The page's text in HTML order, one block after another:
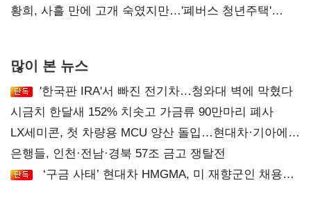
달리해야"
황희, 사흘 만에 고개 숙였지만…'폐버스 청년주택'
많이 본 뉴스
'한국판 IRA'서 빠진 전기차…청와대 벽에 막혔다
시금치 한달새 152% 치솟고 가금류 90만마리 폐사
LX세미콘, 첫 차량용 MCU 양산 돌입…현대차·기아에
공급
은행들, 인천·전남·경북 57조 금고 쟁탈전
‘구금 사태’ 현대차 HMGMA, 미 재향군인 채용